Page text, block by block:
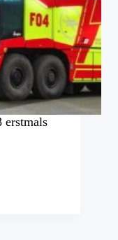
erstmals